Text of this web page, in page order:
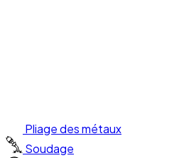
Pliage des métaux
Soudage